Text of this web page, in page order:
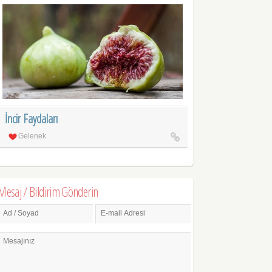
İncir Faydaları
Gelenek
/ Bildirim Gönderin
Ad / Soyad E-mail Adresi
Mesajınız